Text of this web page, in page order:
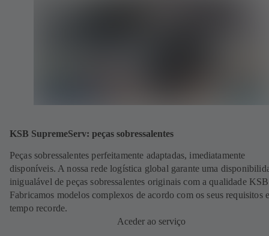
KSB SupremeServ: peças sobressalentes
Peças sobressalentes perfeitamente adaptadas, imediatamente
disponíveis. A nossa rede logística global garante uma
inigualável de peças sobressalentes originais com a qualidade
Fabricamos modelos complexos de acordo com os seus requisitos
tempo recorde.
Aceder ao serviço